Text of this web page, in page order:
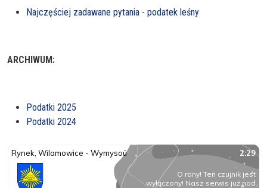
Najczęściej zadawane pytania - podatek leśny
ARCHIWUM:
Podatki 2025
Podatki 2024